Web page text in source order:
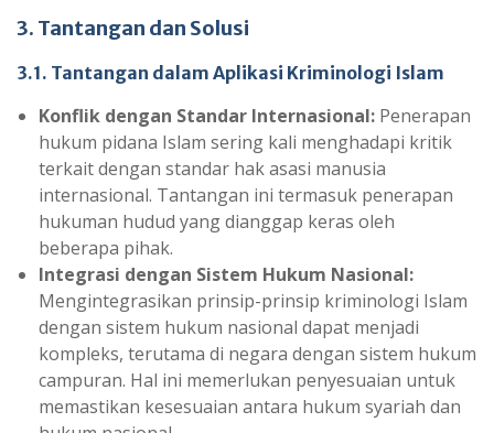
3. Tantangan dan Solusi
3.1. Tantangan dalam Aplikasi Kriminologi Islam
Konflik dengan Standar Internasional: Penerapan
hukum pidana Islam sering kali menghadapi kritik
terkait dengan standar hak asasi manusia
internasional. Tantangan ini termasuk penerapan
hukuman hudud yang dianggap keras oleh
beberapa pihak.
Integrasi dengan Sistem Hukum Nasional:
Mengintegrasikan prinsip-prinsip kriminologi Islam
dengan sistem hukum nasional dapat menjadi
kompleks, terutama di negara dengan sistem hukum
campuran. Hal ini memerlukan penyesuaian untuk
memastikan kesesuaian antara hukum syariah dan